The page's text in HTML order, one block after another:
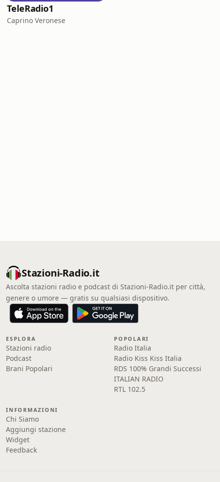
TeleRadio1
Caprino Veronese
Stazioni-Radio.it
Ascolta stazioni radio e podcast di Stazioni-Radio.it per città,
genere o umore — gratis su qualsiasi dispositivo.
ESPLORA
Stazioni radio
Podcast
Brani Popolari
POPOLARI
Radio Italia
Radio Kiss Kiss Italia
RDS 100% Grandi Successi
ITALIAN RADIO
RTL 102.5
INFORMAZIONI
Chi Siamo
Aggiungi stazione
Widget
Feedback